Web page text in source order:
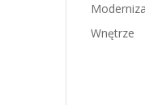
Wnętrze